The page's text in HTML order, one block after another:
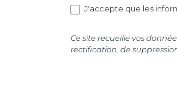
J'accepte que les
Ce site recueille vos
rectification, de